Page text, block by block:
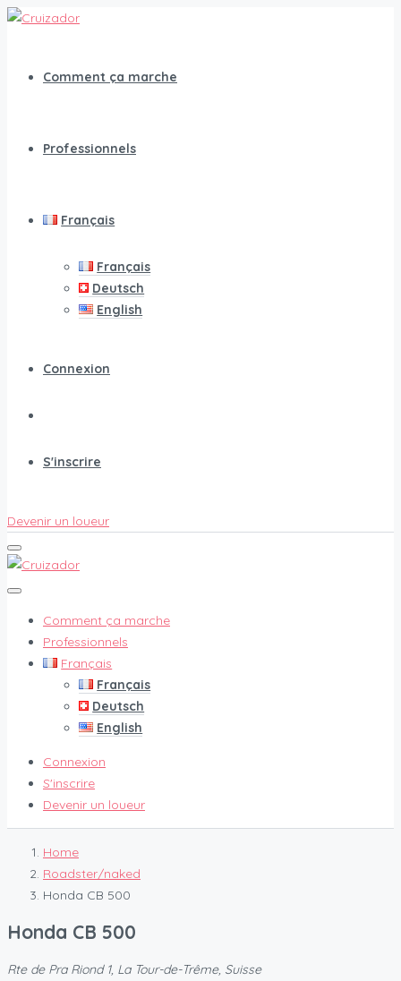
Comment ça marche
Professionnels
Français
Français
Deutsch
English
Connexion
S'inscrire
Devenir un loueur
Comment ça marche
Professionnels
Français
Français
Deutsch
English
Connexion
S'inscrire
Devenir un loueur
Home
Roadster/naked
Honda CB 500
Honda CB 500
Rte de Pra Riond 1, La Tour-de-Trême, Suisse